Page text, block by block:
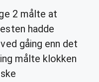
2 målte at
hadde
gåing enn det
målte klokken